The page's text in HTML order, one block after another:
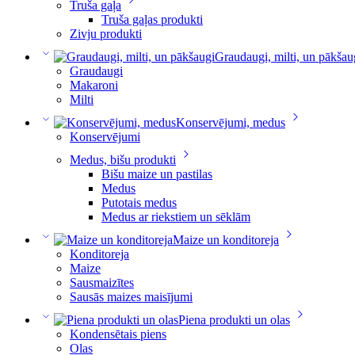
Truša gaļa
Truša gaļas produkti
Zivju produkti
Graudaugi, milti, un
Graudaugi
Makaroni
Milti
Konservējumi, medus
Konservējumi
Medus, bišu produkti
Bišu maize un pastilas
Medus
Putotais medus
Medus ar riekstiem un sēklām
Maize un konditoreja
Konditoreja
Maize
Sausmaizītes
Sausās maizes maisījumi
Piena produkti un olas
Kondensētais piens
Olas